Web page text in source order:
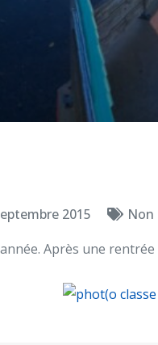
2015
Non
Après une